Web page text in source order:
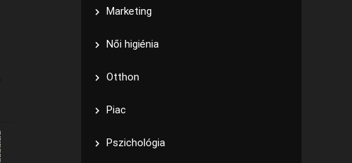
Marketing
Női higiénia
Otthon
Piac
Pszichológia